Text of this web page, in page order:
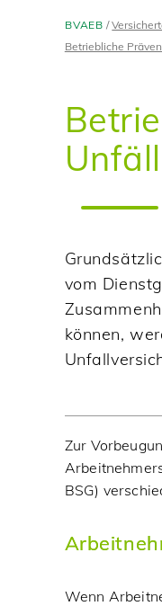
BVAEB
Betriebliche
vom
können,
Zur
BSG)
Wenn